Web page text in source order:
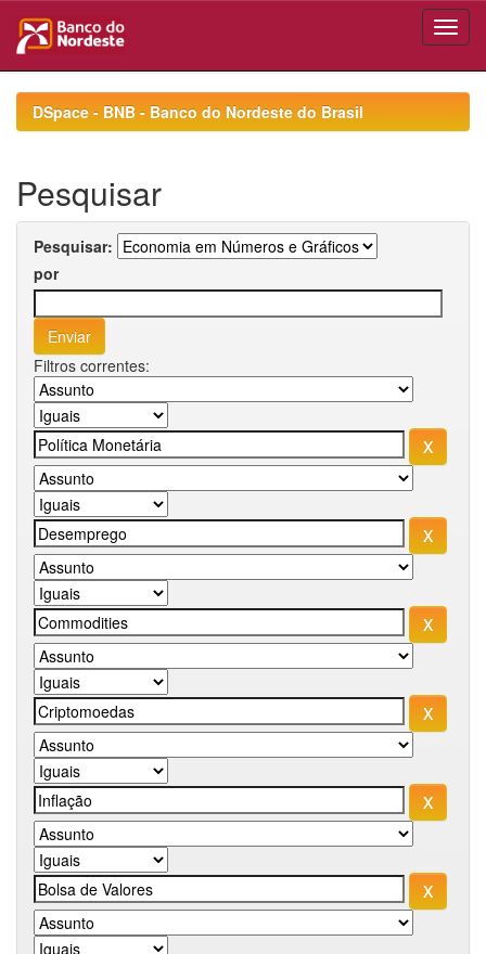
navigationDSpace - BNB - Banco do Nordeste do Brasil
Pesquisar
Pesquisar:
por
Filtros correntes: